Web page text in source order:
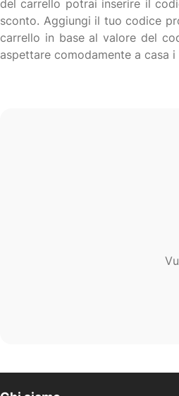
del carrello potrai inserire il
sconto. Aggiungi il tuo codice
carrello in base al valore del